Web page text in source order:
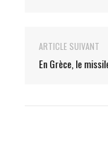
ARTICLE SUIVANT
En Grèce, le